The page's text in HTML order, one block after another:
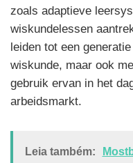
zoals adaptieve
wiskundelessen
leiden tot een
wiskunde, maar ook
gebruik ervan in het
arbeidsmarkt.
Leia também: